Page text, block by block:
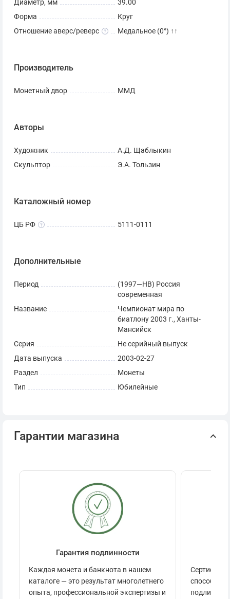
Диаметр, мм
39.00
Форма
Круг
Отношение аверс/реверс
Медальное (0°) ↑↑
Производитель
Монетный двор ММД
Авторы
Художник
А.Д. Щаблыкин
Скульптор
Э.А. Тользин
Каталожный номер
ЦБ РФ 5111-0111
Дополнительные
Период
(1997—НВ) Россия
современная
Название
Чемпионат мира по
биатлону 2003 г., Ханты-
Мансийск
Серия
Не серийный выпуск
Дата выпуска
2003-02-27
Раздел
Монеты
Тип
Юбилейные
Гарантии магазина
Гарантия подлинности
Каждая монета и банкнота в нашем
каталоге — это результат многолетнего
опыта, профессиональной экспертизы и
способов